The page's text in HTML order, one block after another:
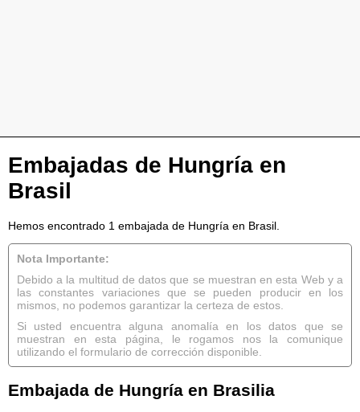
Embajadas de Hungría en
Brasil
Hemos encontrado 1 embajada de Hungría en Brasil.
Nota Importante:
Debido a la multitud de datos que se muestran en esta Web y a
las constantes variaciones que se pueden producir en los
mismos, no podemos garantizar la certeza de estos.
Si usted encuentra alguna anomalía en los datos que se
muestran en esta página, le rogamos nos la comunique
utilizando el formulario de corrección disponible.
Embajada de Hungría en Brasilia